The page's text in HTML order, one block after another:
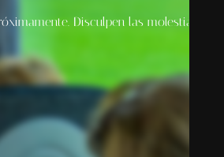
Disculpen las molestias.